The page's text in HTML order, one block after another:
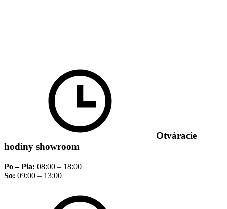
Otváracie
hodiny showroom
Po – Pia: 08:00 – 18:00
So: 09:00 – 13:00